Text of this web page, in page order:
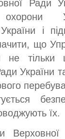
Ради
і
що
не
України
їх.